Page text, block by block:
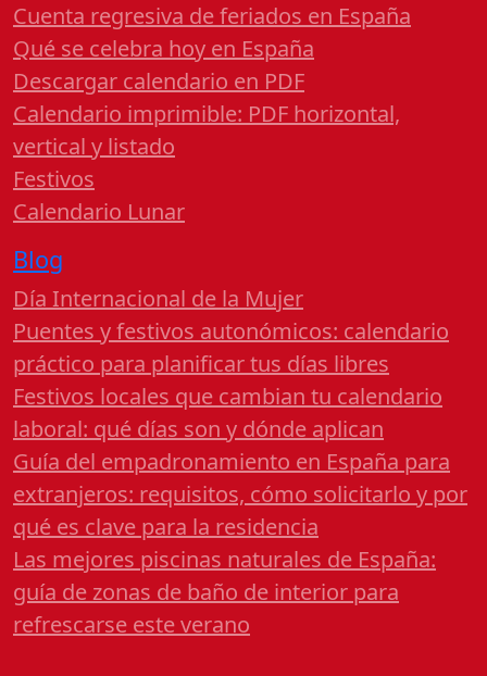
Cuenta regresiva de feriados en España
Qué se celebra hoy en España
Descargar calendario en PDF
Calendario imprimible: PDF horizontal,
vertical y listado
Festivos
Calendario Lunar
Blog
Día Internacional de la Mujer
Puentes y festivos autonómicos: calendario
práctico para planificar tus días libres
Festivos locales que cambian tu calendario
laboral: qué días son y dónde aplican
Guía del empadronamiento en España para
extranjeros: requisitos, cómo solicitarlo y por
qué es clave para la residencia
Las mejores piscinas naturales de España:
guía de zonas de baño de interior para
refrescarse este verano